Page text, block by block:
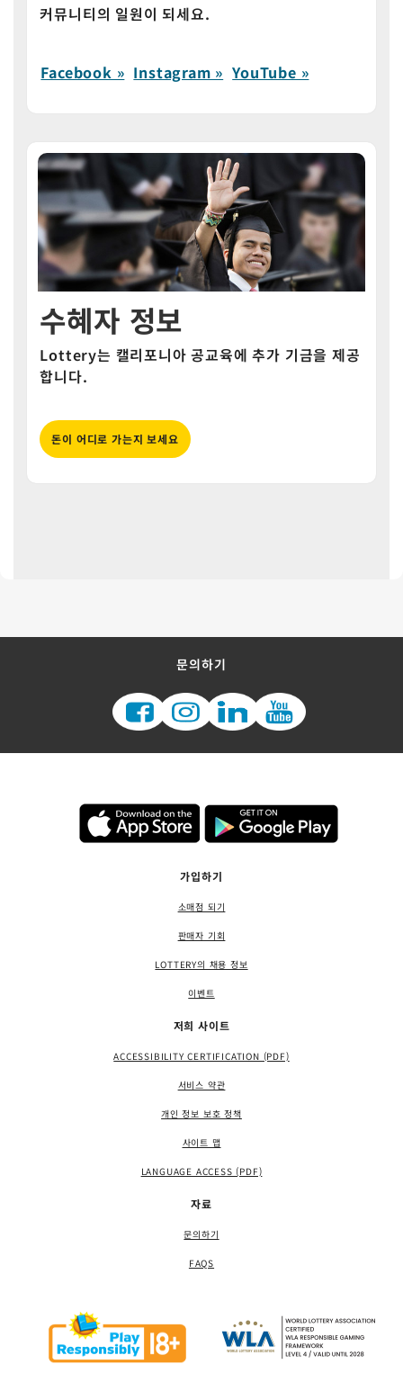
커뮤니티의 일원이 되세요.
Facebook » Instagram » YouTube »
수혜자 정보
Lottery는 캘리포니아 공교육에 추가 기금을 제공
합니다.
돈이 어디로 가는지 보세요
문의하기
가입하기
소매점 되기
판매자 기회
LOTTERY의 채용 정보
이벤트
저희 사이트
ACCESSIBILITY CERTIFICATION (PDF)
서비스 약관
개인 정보 보호 정책
사이트 맵
LANGUAGE ACCESS (PDF)
자료
문의하기
FAQS